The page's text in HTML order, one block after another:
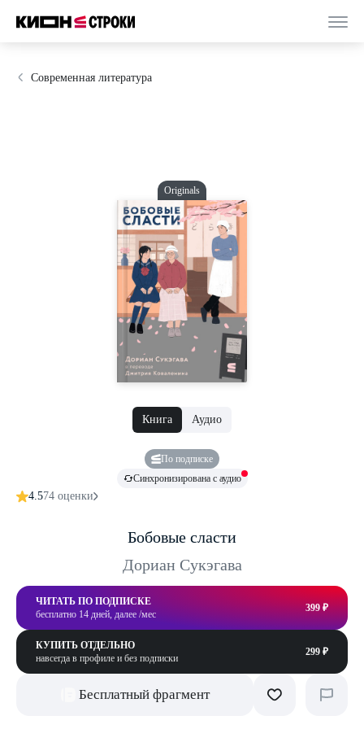
Современная литература
Книга Аудио
По подписке
Синхронизирована с аудио
4.574 оценки
Бобовые сласти
Дориан Сукэгава
ЧИТАТЬ ПО ПОДПИСКЕ
бесплатно 14 дней, далее /мес
399 ₽
КУПИТЬ ОТДЕЛЬНО
навсегда в профиле и без подписки
299 ₽
Бесплатный фрагмент
Originals